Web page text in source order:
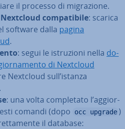
il processo di mi­gra­zio­ne.
com­pa­ti­bi­le: scarica
software dalla pagina
.
: segui le istru­zio­ni nella do­
di Nextcloud
Nextcloud sull’istanza
: una volta com­ple­ta­to l’ag­gior­
comandi (dopo
occ upgrade )
il database: